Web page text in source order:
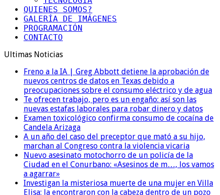
QUIENES SOMOS?
GALERÍA DE IMÁGENES
PROGRAMACIÓN
CONTACTO
Ultimas Noticias
Freno a la IA | Greg Abbott detiene la aprobación de
nuevos centros de datos en Texas debido a
preocupaciones sobre el consumo eléctrico y de agua
Te ofrecen trabajo, pero es un engaño: así son las
nuevas estafas laborales para robar dinero y datos
Examen toxicológico confirma consumo de cocaína de
Candela Arizaga
A un año del caso del preceptor que mató a su hijo,
marchan al Congreso contra la violencia vicaria
Nuevo asesinato motochorro de un policía de la
Ciudad en el Conurbano: «Asesinos de m…, los vamos
a agarrar»
Investigan la misteriosa muerte de una mujer en Villa
Elisa: la encontraron con la cabeza dentro de un pozo